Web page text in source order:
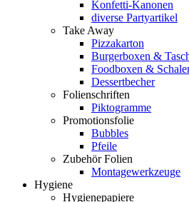
Konfetti-Kanonen
diverse Partyartikel
Take Away
Pizzakarton
Burgerboxen &
Foodboxen &
Dessertbecher
Folienschriften
Piktogramme
Promotionsfolie
Bubbles
Pfeile
Zubehör Folien
Montagewerkzeuge
Hygiene
Hygienepapiere